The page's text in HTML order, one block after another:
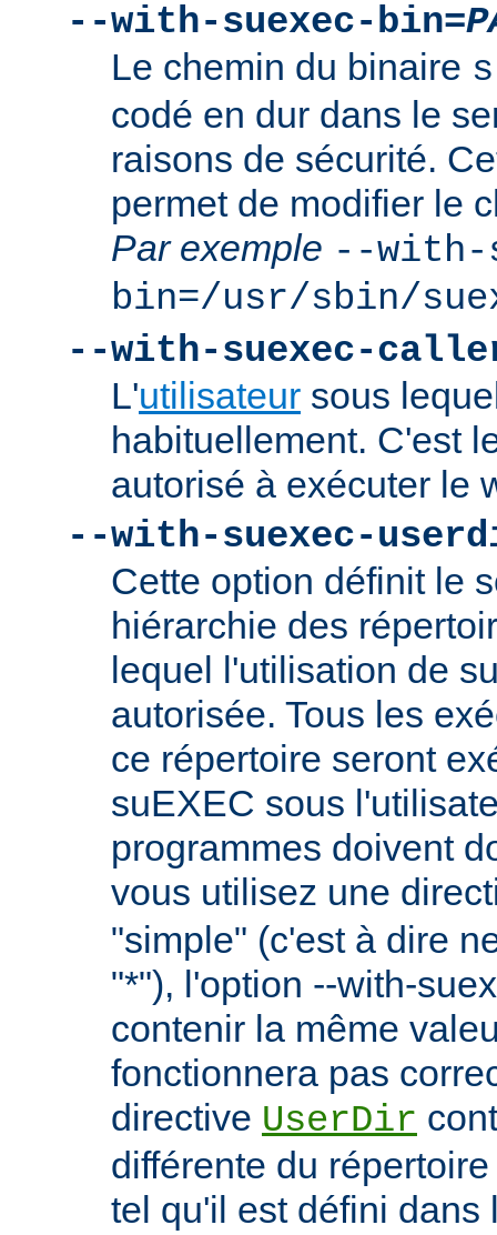
--with-suexec-bin=
Le chemin du binaire
codé en dur dans le
raisons de sécurité.
permet de modifier le
Par exemple --with-
bin=/usr/sbin/
--with-suexec-
L'utilisateur sous
habituellement. C'est
autorisé à exécuter le
--with-suexec-
Cette option définit le
hiérarchie des
lequel l'utilisation de
autorisée. Tous les
ce répertoire seront
suEXEC sous
programmes doivent
vous utilisez une
"simple" (c'est à dire
"*"), l'option --with-
contenir la même
fonctionnera pas
directive UserDir
différente du
tel qu'il est défini